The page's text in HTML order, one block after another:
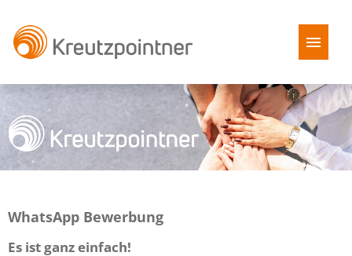
Stellenangebote
Benefits
WhatsApp Bewerbung
Es ist ganz einfach!